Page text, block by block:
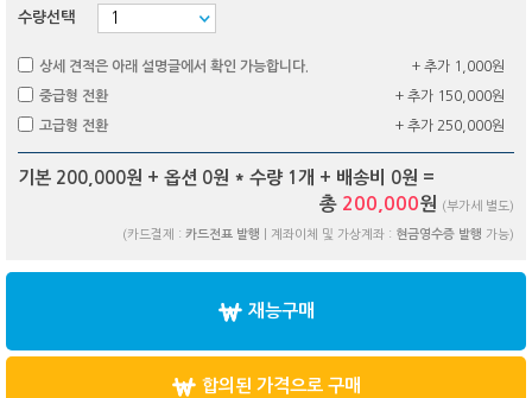
수량선택
상세 견적은 아래 설명글에서 확인 가능합니다. + 추가 1,000원
중급형 전환 + 추가 150,000원
고급형 전환 + 추가 250,000원
기본 200,000원 + 옵션 0원 * 수량 1 개 + 배송비 0원 =
총 200,000원 (부가세 별도)
(카드결제 : 카드전표 발행 | 계좌이체 및 가상계좌 : 현금영수증 발행 가능)
재능구매
합의된 가격으로 구매